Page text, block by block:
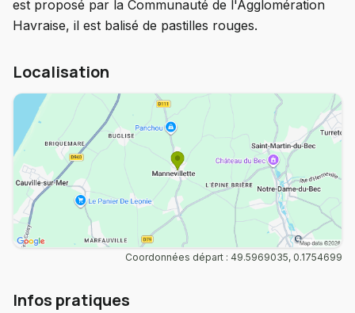
est proposé par la Communauté de l'Agglomération
Havraise, il est balisé de pastilles rouges.
Localisation
Coordonnées départ : 49.5969035, 0.1754699
Infos pratiques